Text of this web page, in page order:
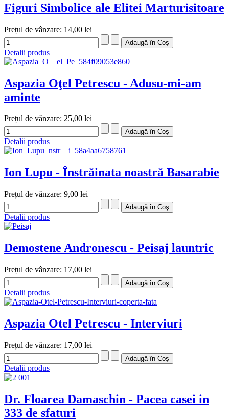
Figuri Simbolice ale Elitei Marturisitoare
Prețul de vânzare: 14,00 lei
Detalii produs
Aspazia Oţel Petrescu - Adusu-mi-am
aminte
Prețul de vânzare: 25,00 lei
Detalii produs
Ion Lupu - Înstrăinata noastră Basarabie
Prețul de vânzare: 9,00 lei
Detalii produs
Demostene Andronescu - Peisaj launtric
Prețul de vânzare: 17,00 lei
Detalii produs
Aspazia Otel Petrescu - Interviuri
Prețul de vânzare: 17,00 lei
Detalii produs
Dr. Floarea Damaschin - Pacea casei in
333 de sfaturi